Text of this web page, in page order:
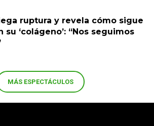
ruptura y revela cómo sigue
‘colágeno’: “Nos seguimos
MÁS ESPECTÁCULOS